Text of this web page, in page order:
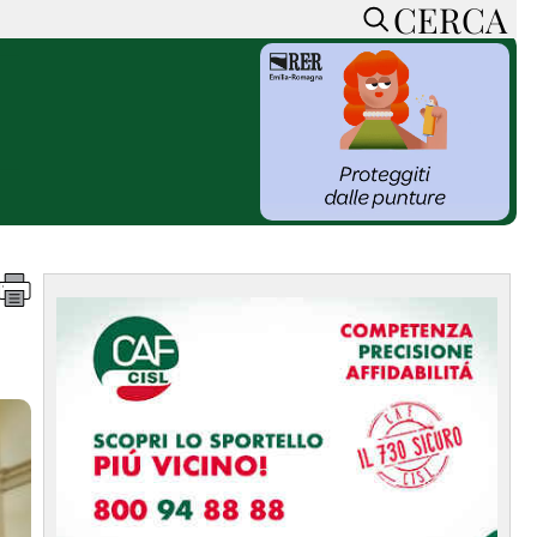
CERCA
ACCEDI o REGISTRATI
SOSTIENI LA PRESSA
CONOSCI LA PRESSA
PRIVACY POLICY
MAPPA DEL SITO
NORMATIVE
DEONTOLOGICHE
CERCA